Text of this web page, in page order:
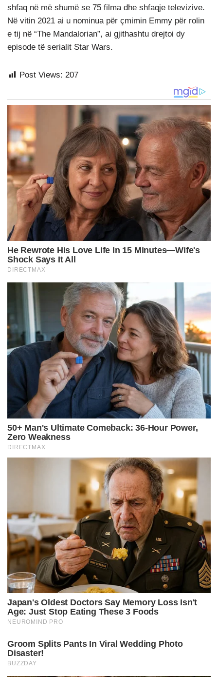
shfaq në më shumë se 75 filma dhe shfaqje televizive.
Në vitin 2021 ai u nominua për çmimin Emmy për rolin
e tij në “The Mandalorian”, ai gjithashtu drejtoi dy
episode të serialit Star Wars.
Post Views: 207